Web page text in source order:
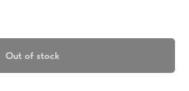
Out of stock